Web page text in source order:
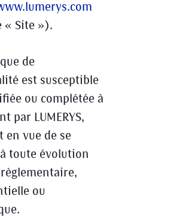
« Site »).
de
est susceptible
ou complétée à
par LUMERYS,
en vue de se
toute évolution
ou